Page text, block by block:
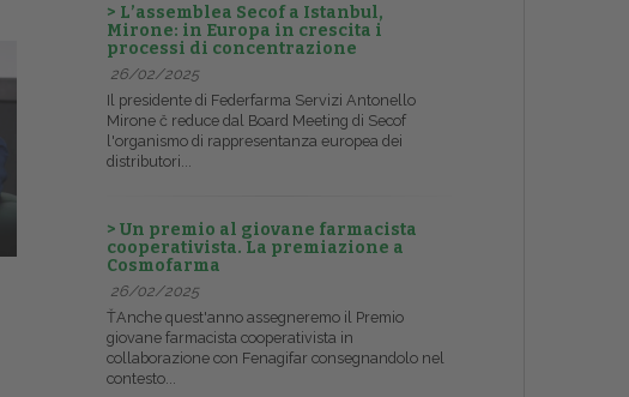
> L’assemblea Secof a Istanbul,
Mirone: in Europa in crescita i
processi di concentrazione
26/02/2025
Il presidente di Federfarma Servizi Antonello
Mirone č reduce dal Board Meeting di Secof
l'organismo di rappresentanza europea dei
distributori...
> Un premio al giovane farmacista
cooperativista. La premiazione a
Cosmofarma
26/02/2025
ŤAnche quest'anno assegneremo il Premio
giovane farmacista cooperativista in
collaborazione con Fenagifar consegnandolo nel
contesto...